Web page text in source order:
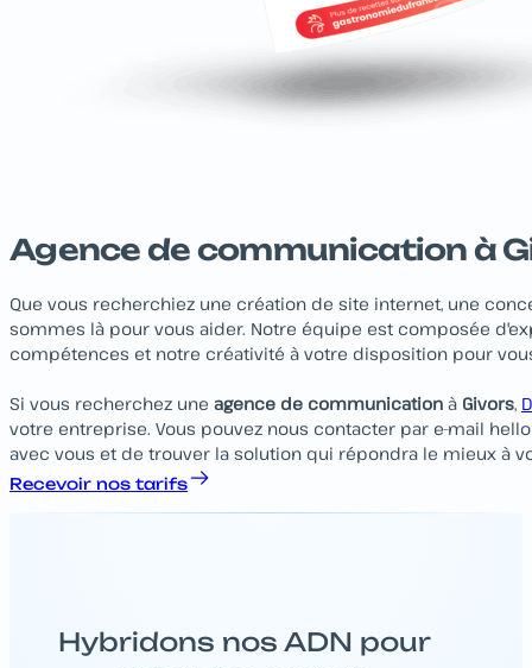
Agence de communication à
Que vous recherchiez une création de site internet, une
sommes là pour vous aider. Notre équipe est composée
compétences et notre créativité à votre disposition pour
Si vous recherchez une agence de communication à Givors,
votre entreprise. Vous pouvez nous contacter par e-mail
avec vous et de trouver la solution qui répondra le mieux à
Recevoir nos tarifs
Hybridons nos ADN pour